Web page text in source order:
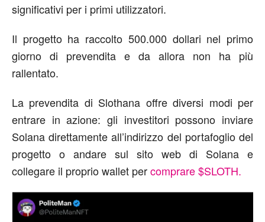
significativi per i primi utilizzatori.
Il progetto ha raccolto 500.000 dollari nel primo
giorno di prevendita e da allora non ha più
rallentato.
La prevendita di Slothana offre diversi modi per
entrare in azione: gli investitori possono inviare
Solana direttamente all’indirizzo del portafoglio del
progetto o andare sul sito web di Solana e
collegare il proprio wallet percomprare $SLOTH.